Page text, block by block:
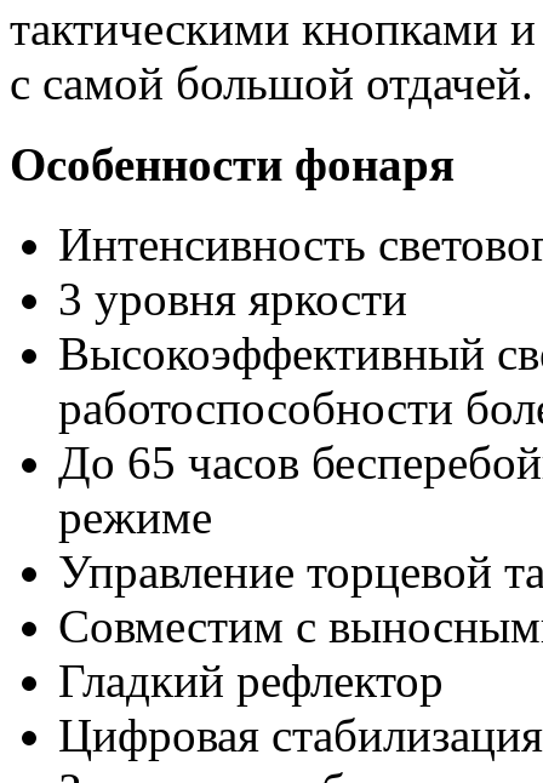
тактическими кнопками
с самой большой отдачей.
Особенности фонаря
Интенсивность
3 уровня яркости
Высокоэффективный
работоспособности
До 65 часов
режиме
Управление торцевой
Совместим с
Гладкий рефлектор
Цифровая